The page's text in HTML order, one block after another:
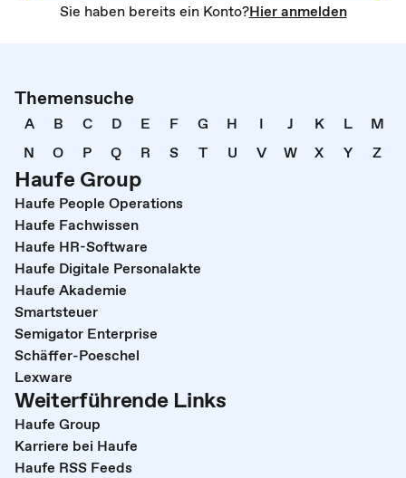
Sie haben bereits ein Konto?Hier anmelden
Themensuche
A B C D E F G H I J K L
M
N
O P Q R S T U V W X Y Z
Haufe Group
Haufe People Operations
Haufe Fachwissen
Haufe HR-Software
Haufe Digitale Personalakte
Haufe Akademie
Smartsteuer
Semigator Enterprise
Schäffer-Poeschel
Lexware
Weiterführende Links
Haufe Group
Karriere bei Haufe
Haufe RSS Feeds